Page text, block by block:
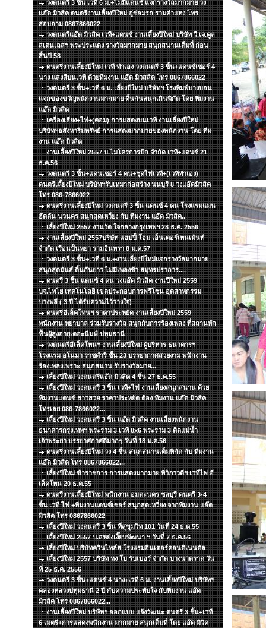
วงดนตรี 3 ชิ้น เวที 6 ม.+ไมมีแดนซ์ แจกรางวัลมากมาย วง
แอ๊ด มิวสิค ดนตรีงานเลี้ยงปีใหม่ อู่ซ่อมรถ รามคำแหง โทร
สอบถาม 0867866022
วงดนตรีแอ๊ด มิวสิค เวที+แดนซ์ งานเลี้ยงปีใหม่ บริษัท วี.เจ.คูล
สเตนเลสฯ พระประแดง รางวัลมากมาย สนุกสนานเต็มที่ ก่อน
สิ้นปี 58
ดนตรีงานเลี้ยงปีใหม่ เวที ทำเอง วงดนตรี 3 ชิ้น+แดนซ์เซอร์ 4
นาง แสงสีบนเวที ด้วยทีมงาน แอ๊ด มิวสสิค โทร 0867866022
วงดนตรี 3 ชิ้น+เวที 6 ม. เลี้ยงปีใหม่ บริษัทฯ โรงพิมพ์บางบอน
แจกของขวัญพนักงานมากมาย ดิ้นกันสนุกเกินพิกัด โดย ทีมงาน
แอ๊ด มิวสิค
เครื่องเสียง+ไฟ+(คอม) การแสดงบนเวที งานเลี้ยงปีใหม่
บริษัทฯอสังหาริมทรัพย์ การแสดงมากมายของพนักงาน โดย ทีม
งาน แอ๊ด มิวสิค
งานเลี้ยงปีใหม่ 2557 บ.ไมโครการปัก จำกัด เวที+แดนซ์ 21
ธ.ค.56
วงดนตรี 3 ชิ้น+แดนเซอร์ 4 คน+ชุดไฟเวที+(เวทีทำเอง)
ดนตรีเลี้ยงปีใหม่ บริษัทฯรับเหมาก่อสร้าง นนบุรี 8 วงแอ๊ดมิวสิค
โทร 086-7866022
ดนตรีงานเลี้ยงปีใหม่ วงดนตรี 3 ชิ้น แดนซ์ 4 คน โรงแรมแมน
ฮัตตัน นวนคร สนุกสุดเหวี่ยง กับ ทีมงาน แอ๊ด มิวสิค..
เลี้ยงปีใหม่ 2557 งานวัด ใจกลางกรุงเทพฯ 28 ธ.ค. 2556
งานเลี้ยงปีใหม่ 2557บริษัท แฮปปี้ โฮม เอ็นเตอร์เทนเม้นท์
จำกัด เรือนปั้นหยา รามอินทรา 8 ม.ค.57
วงดนตรี 3 ชิ้น+เวที 6 ม.+งานเลี้ยงปีใหม่แจกรางวัลมากมาย
สนุกสุดมันส์ ดิ้นกันยาว ไม่มีเพลงช้า สมุทรปราการ....
ดนตรี 3 ชิ้น แดนซ์ 4 คน วงแอ๊ด มิวสิค งานปีใหม่ 2559
บจ.ไทโย เทคโนโลยี เขตประกอบการฟรีโซน อุตสาหกรรม
บางพลี ( 3 ปี ได้รับความไว้วางใจ)
ดนตรีอีเล็คโทนฯ ราคาประหยัด งานเลี้ยงปีใหม่ 2559
พนักงาน พยาบาล ร่วมรับรางวัล สนุกกับการร้องเพลง ที่สถานพัก
ฟื้นผู้สูงอายุเดอะนีมฟ์ ปทุมธานี
วงดนตรีอีเล็คโทนฯ งานเลี้ยงปีใหม่ ผู้บริหาร ธนาคารฯ
โรงแรม อโนมา ราชดำริ ชั้น 23 บรรยากาศสวยงาม พนักงาน
ร้องเพลงเพราะ สนุกสนาน รับรางวัลมาย...
เลี้ยงปีใหม่่ วงดนตรีแอ๊ด มิวสิค 4 ชิ้น 27 ธ.ค.55
เลี้ยงปีใหม่ วงดนตรี 3 ชิ้น เวที+ไฟ งานเลี้ยงสนุกสนาน ด้วย
ทีมงานแดนซ์ สาวสวย ราคาประหยัด ต้อง ทีมงาน แอ๊ด มิวสิค
โทรเลย 086-7866022...
เลี้ยงปีใหม่ วงดนตรี 3 ชิ้น แอ๊ด มิวสิค งานเลี้ยงพนักงาน
ธนาคารกรุงเทพฯ พระราม 3 เวที 8x6 พระราม 3 ติดแม่น้ำ
เจ้าพระยา บรรยาศกาศดีมากๆ วันที่ 18 ม.ค.56
ดนตรีงานเลี้ยงปีใหม่ วง 4 ชิ้น สนุกสนานเต็มพิกัด กับ ทีมงาน
แอ๊ด มิวสิค โทร 0867866022...
เลี้ยงปีใหม่ ข้าราชการ การแสดงมากมาย ที่วิภาวดีฯ เวทีไฟ อี
เล็คโทน 20 ธ.ค.55
ดนตรีงานเลี้ยงปีใหม่ พนักงาน อมตะนคร ชลบุรี ดนตรี 3-4
ชิ้น เวที ไฟ +ทีมงานแดนซ์เซอร์ สนุกสุดเหวี่ยง จากทีมงาน แอ๊ด
มิวสิค โทร 0867866022
เลี้ยงปีใหม่ วงดนตรี 3 ชิ้น ที่สุขุมวิท 101 วันที่ 24 ธ.ค.55
เลี้ยงปีใหม่ 2557 บ.สหย่งเงี๊ยบพัฒนา ฯ วันที่ 7 ธ.ค.56
เลี้ยงปีใหม่ บริษัทควินไทล์ส โรงแรมอินเตอร์คอนติเนนตัล
เลี้ยงปีใหม่ 2557 บริษัท หง โบ รับเบอร์ จำกัด บางนาตราด วัน
ที่ 25 ธ.ค. 2556
วงดนตรี 3 ชิ้น+แดนซ์ 4 นาง+เวที 6 ม. งานเลี้ยงปีใหม่ บริษัทฯ
คลองหลวงปทุมธานี 2 ปี กับความประทับใจ กับทีมงาน แอ๊ด
มิวสิค โทร 0867866022...
งานเลี้ยงปีใหม่ บริษัทฯ ออกแบบ แจ้งวัฒนะ ดนตรี 3 ชิ้น+เวที
6 เมตรี+การแสดงพนักงาน มากมาย สนุกเต็มที่ โดย แอ๊ด มิวิค